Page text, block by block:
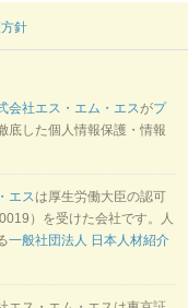
針
会社エス・エム・エスがプ
底した個人情報保護・情報
エス は厚生労働大臣の認可
）を受けた会社です。人
一般社団法人 日本人材紹介